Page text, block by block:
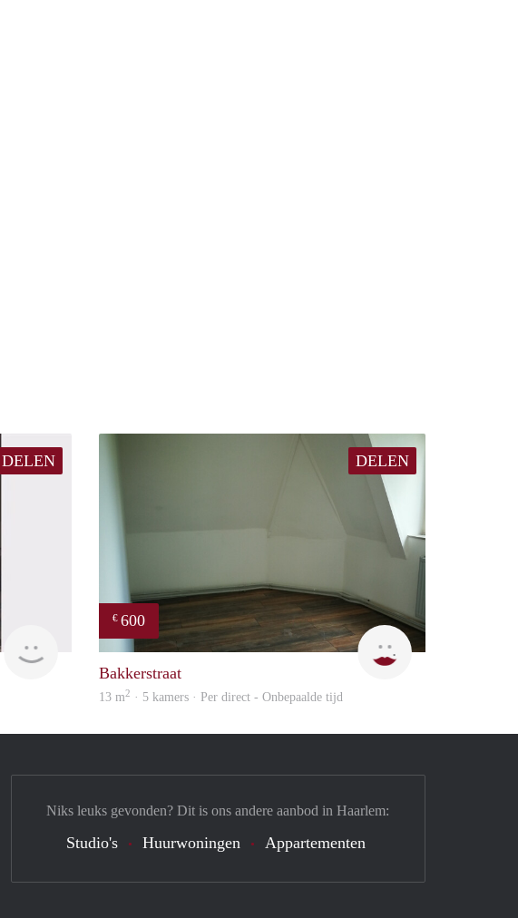
DELEN DELEN
€ 600
Yanlingpoon
Bakkerstraat
13 m2 · 5 kamers · Per direct - Onbepaalde tijd
Niks leuks gevonden? Dit is ons andere aanbod in Haarlem:
Studio's Huurwoningen Appartementen